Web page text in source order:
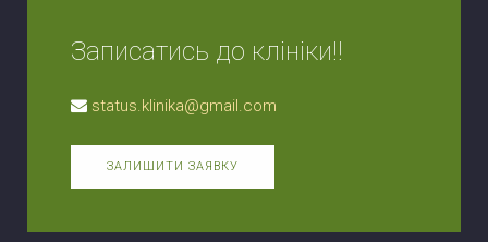
Записатись до клініки!!
status.klinika@gmail.com
ЗАЛИШИТИ ЗАЯВКУ